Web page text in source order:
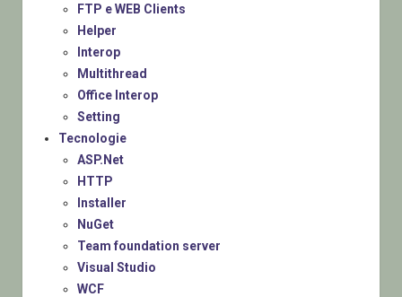
FTP e WEB Clients
Helper
Interop
Multithread
Office Interop
Setting
Tecnologie
ASP.Net
HTTP
Installer
NuGet
Team foundation server
Visual Studio
WCF